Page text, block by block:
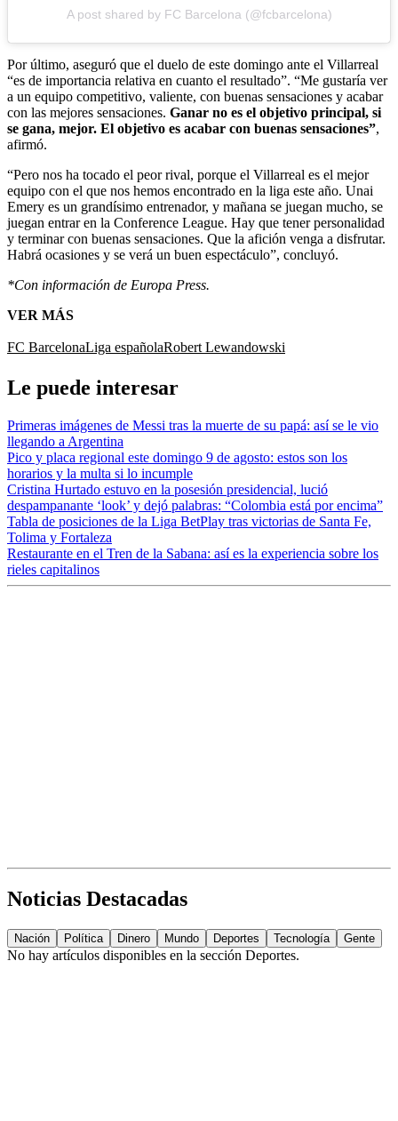
A post shared by FC Barcelona (@fcbarcelona)
Por último, aseguró que el duelo de este domingo ante el Villarreal
“es de importancia relativa en cuanto el resultado”. “Me gustaría ver
a un equipo competitivo, valiente, con buenas sensaciones y acabar
con las mejores sensaciones. Ganar no es el objetivo principal, si
se gana, mejor. El objetivo es acabar con buenas sensaciones”,
afirmó.
“Pero nos ha tocado el peor rival, porque el Villarreal es el mejor
equipo con el que nos hemos encontrado en la liga este año. Unai
Emery es un grandísimo entrenador, y mañana se juegan mucho, se
juegan entrar en la Conference League. Hay que tener personalidad
y terminar con buenas sensaciones. Que la afición venga a disfrutar.
Habrá ocasiones y se verá un buen espectáculo”, concluyó.
*Con información de Europa Press.
VER MÁS
FC BarcelonaLiga españolaRobert Lewandowski
Le puede interesar
Primeras imágenes de Messi tras la muerte de su papá: así se le vio
llegando a Argentina
Pico y placa regional este domingo 9 de agosto: estos son los
horarios y la multa si lo incumple
Cristina Hurtado estuvo en la posesión presidencial, lució
despampanante ‘look’ y dejó palabras: “Colombia está por encima”
Tabla de posiciones de la Liga BetPlay tras victorias de Santa Fe,
Tolima y Fortaleza
Restaurante en el Tren de la Sabana: así es la experiencia sobre los
rieles capitalinos
Noticias Destacadas
Nación Política Dinero Mundo Deportes Tecnología Gente
No hay artículos disponibles en la sección Deportes.